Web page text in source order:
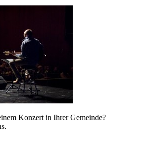
Konzert in Ihrer Gemeinde?